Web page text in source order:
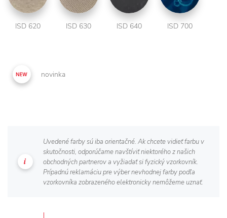
ISD 620 ISD 630 ISD 640 ISD 700
novinka
Uvedené farby sú iba orientačné. Ak chcete vidieť farbu v
skutočnosti, odporúčame navštíviť niektorého z našich
obchodných partnerov a vyžiadať si fyzický vzorkovník.
Prípadnú reklamáciu pre výber nevhodnej farby podľa
vzorkovníka zobrazeného elektronicky nemôžeme uznať.